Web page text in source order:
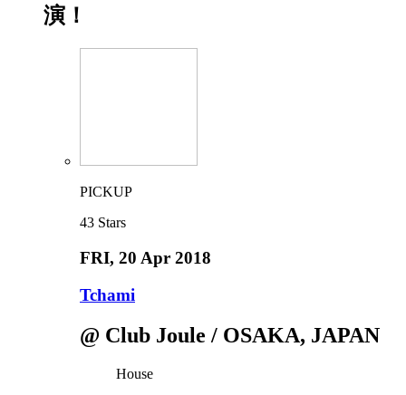
演！
PICKUP
43 Stars
FRI, 20 Apr 2018
Tchami
@ Club Joule / OSAKA, JAPAN
House